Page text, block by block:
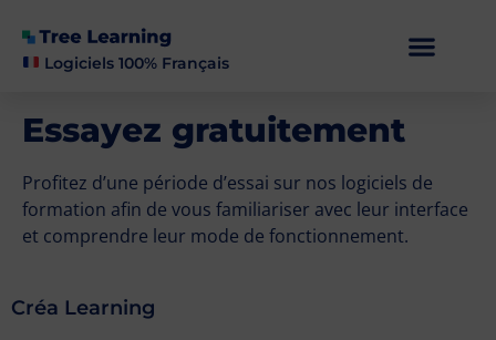
Logiciels 100% Français
Essayez gratuitement
Profitez d’une période d’essai sur nos logiciels de
formation afin de vous familiariser avec leur interface
et comprendre leur mode de fonctionnement.
Créa Learning